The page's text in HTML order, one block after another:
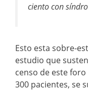
ciento con
Esto esta sobre-
estudio que
censo de este
300 pacientes, se